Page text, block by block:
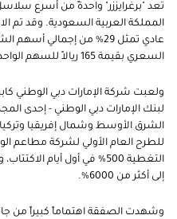
تعد "برغرايززر" واحدةً من أسرع
عادي تمثل 29% من إجمالي
السعري بقيمة 165 ريالاً للسهم الواحد.
ولعبت شركة الإمارات دبي الوطني
لبنك الإمارات دبي الوطني - إحدى
الشرق الأوسط وشمال إفريقيا وتركيا
للطرح العام الأولي لشركة مطاعم
التغطية 500% في أول أيام
إلى أكثر من 6000%.
وشهدت الصفقة اهتماماً كبيراً من